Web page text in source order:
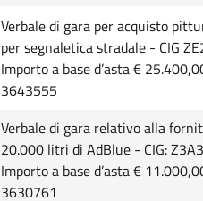
Verbale di gara per acquisto
per segnaletica stradale - CIG
Importo a base d’asta €
3643555
Verbale di gara relativo alla
20.000 litri di AdBlue - CIG:
Importo a base d’asta €
3630761